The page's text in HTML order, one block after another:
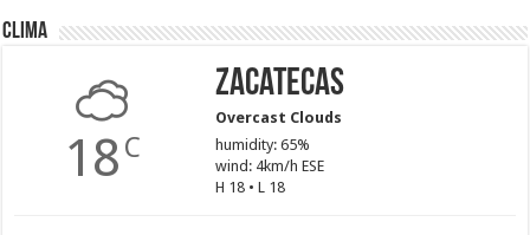
Clima
18 C
Zacatecas
Overcast Clouds
humidity: 65%
wind: 4km/h ESE
H 18 • L 18